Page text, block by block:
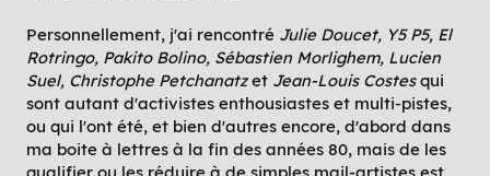
Personnellement, j'ai rencontré Julie Doucet, Y5 P5, El
Rotringo, Pakito Bolino, Sébastien Morlighem, Lucien
Suel, Christophe Petchanatzet Jean-Louis Costesqui
sont autant d'activistes enthousiastes et multi-pistes,
ou qui l'ont été, et bien d'autres encore, d'abord dans
ma boite à lettres à la fin des années 80, mais de les